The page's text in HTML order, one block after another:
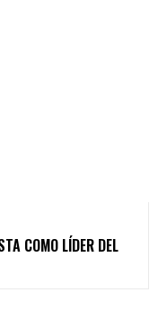
COMO LÍDER DEL